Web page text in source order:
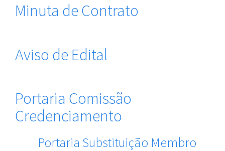
Minuta de Contrato
Aviso de Edital
Portaria Comissão
Credenciamento
Portaria Substituição Membro